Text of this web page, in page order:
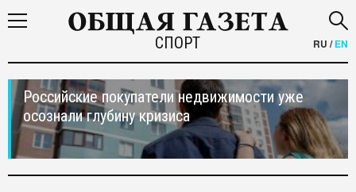
СПОРТ RU /EN
Российские покупатели недвижимости уже
осознали глубину кризиса